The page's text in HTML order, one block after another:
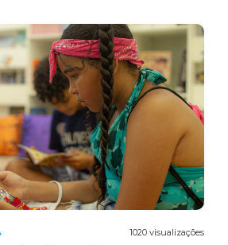
1020 visualizações